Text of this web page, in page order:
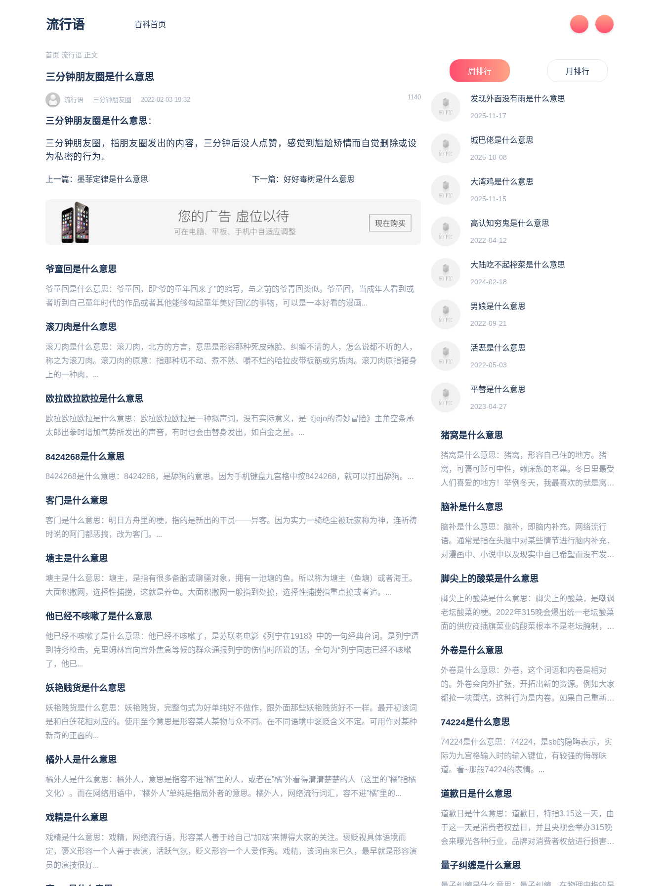
流行语 百科首页
首页 流行语 正文
三分钟朋友圈是什么意思
流行语 三分钟朋友圈 2022-02-03 19:32 1140
三分钟朋友圈是什么意思 ：
三分钟朋友圈，指‌‌‌‌‌‌‌‌朋友圈发出的内容，三分钟后没人点赞，感觉到尴尬矫情而自觉删除或设
为私密的行为。
上一篇： 墨菲定律是什么意思 下一篇： 好好毒树是什么意思
爷童回是什么意思
爷童回是什么意思：爷童回，即‌‌‌‌‌‌‌‌‌‌‌‌“爷的童年回来了”的缩写，与之前的爷青回类似。爷童回，当成年人看到或
者听到自己童年时代的作品或者其他能够勾起童年美好回忆的事物，可以是一本好看的漫画...
滚刀肉是什么意思
滚刀肉是什么意思：滚刀肉，北方的方言，意思是形容那种死皮赖脸、纠缠不清的人，怎么说都不听的人，
称之为滚刀肉。滚刀肉的原意：指那种切不动、煮不熟、嚼不烂的哈拉皮带板筋或劣质肉。滚刀肉原指猪身
上的一种肉，...
欧拉欧拉欧拉是什么意思
欧拉欧拉欧拉是什么意思：欧拉欧拉欧拉是一种拟声词，没有实际意义，是《jojo的奇妙冒险》主角空条承
太郎出拳时增加气势所发出的声音，有时也会由替身发出，如白金之星。...
8424268是什么意思
8424268是什么意思：8424268，是舔狗的意思。因为手机键‌‌‌‌‌‌‌‌‌‌‌‌盘九宫格中按8424268，就可以打出舔狗。...
客门是什么意思
客门是什么意思：明日方舟里的梗，指的是新出的干员——异客。因为实力一骑绝尘被玩‌‌‌‌‌‌‌‌‌‌‌‌‌家称为神，连祈祷
时说的阿门都恶搞，改为客门。...
塘主是什么意思
塘主是什么意思：塘主，是指有很多备胎或聊骚对象，拥有一池塘的鱼。所以称为塘主（鱼塘）或者海王。
大面积撒网，选择性捕捞，这就是养鱼。大面积撒网一般指到处撩，选择性捕捞指重点撩或者追。...
他已经不咳嗽了是什么意思
他已经不咳嗽了是什么意思：他已经不咳嗽了，是苏联老电影《列宁在1918》中的一句经典台词。是列宁遭
到特务枪击，克里姆林宫向宫外焦急等候的群众通报列宁的伤情时所说的话，全句为“列宁同志已经不咳嗽
了，他已...
妖艳贱货是什么意思
妖艳贱货是什么意思：妖艳贱货，完整句式为好单纯好不做作，跟外面那些妖艳贱货好不一样。最开初该词
是和白莲花相对应的。使用至今意思是形容某人某物与众不同。在不同语境中褒贬含义不定。可用作对某种
新奇的正面的...
橘外人是什么意思
橘外人是什么意思：橘外人，意思是指容‌不进”橘”里的人，或者在”橘”外看得清清楚楚的人（这里的”橘”指橘
文化）。而在网络用语中，”橘外人”单纯是指局外者的意思。橘外人，网络流行词汇，容‌不进”橘”里的...
戏精是什么意思
戏精是什么意思：戏精，网络流行语，形容某人善于给自己“加戏”来博得大家的关注。褒贬视具体语境而
定，褒义形容一个人善于表演，活跃气氛，贬义形容一个人爱作秀。戏精，该词由来已久，最早就是形容演
员的演技很好...
周排行 月排行
发现外面没有雨是什么意思
2025-11-17
城巴佬是什么意思
2025-10-08
大湾鸡是什么意思
2025-11-15
高认知穷鬼是什么意思
2022-04-12
大陆吃不起榨菜是什么意思
2024-02-18
男娘是什么意思
2022-09-21
活恶是什么意思
2022-05-03
平替是什么意思
2023-04-27
猪窝是什么意思
猪窝是什么意思：猪窝，形容自己住的地方。猪
窝，可褒可贬可中性，赖床族的老巢。冬日里最受
人们喜爱的地方！举例冬天，我最喜欢的就是窝在
脑补是什么意思
脑补是什么意思：脑补，即脑内补充。网络流行
语。通常是指在头脑中对某些情节进行脑内补充，
对漫画中、小说中以及现实中自己希望而没有发生
义，许多人将从...
脚尖上的酸菜是什么意思
脚尖上的酸菜是什么意思：脚尖上的酸菜，是嘲‌‌‌‌‌‌‌‌‌‌‌‌讽
老坛酸菜的梗。2022年315晚会爆出统一老坛酸菜
面的供应商插旗菜业的酸菜根本不是老坛腌制，而
外卷是什么意思
外卷是什么意思：外卷，这个词语和内卷是相对
的。外卷会向外扩张，开拓出新的资源。例如大家
都抢一块蛋糕，这种行为是内卷。如果自己重新做
74224是什么意思
74224是什么意思：74224，是sb的隐晦表示，实
际为九宫格输入时的输入键位，有较强的侮辱味
道。看‌‌‌‌‌‌‌‌‌‌‌~那般74224的表情。...
道歉日是什么意思
道歉日是什么意思：道歉日，特指3.15这一天，由
于这一天是消费者权益日，并且央视会举办315晚
会来曝光各种行业，品牌对消费者权益进行损害的
一...
量子纠缠是什么意思